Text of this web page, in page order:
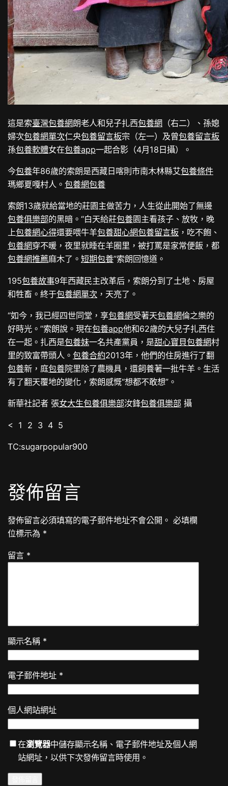
這是索臺灣包養網朗老人和兒子扎西包養網 （右二）、孫媳
婦次包養網單次仁央包養留言板宗（左一）及曾包養留言板
孫包養軟體女在包養app一起合影（4月18日攝）。
今包養年86歲的索朗是西藏日喀則市南木林縣艾包養條件
瑪鄉夏嘎村人。包養網包養
索朗13歲就給當地的莊園主做苦力，人生從此開始了無邊
包養俱樂部的黑暗。“白天給莊包養園主看孩子、放牧，晚
上包養網心得還要喂牛羊包養甜心網包養留言板 ，吃不飽、
包養網穿不暖，夜里就睡在羊圈里，被打罵是家常便飯，都
包養網推薦麻木了。短期包養”索朗回憶道。
195包養故事9年西藏民主改革后，索朗分到了土地、房屋
和牲畜。終于包養網單次 ，天亮了。
“如今，我已經四世同堂，享包養網受著天包養網倫之樂的
好時光。”索朗說。現在包養app他和62歲的大兒子扎西住
在一起。扎西是包養妹一名共產黨員，是甜心寶貝包養網村
里的致富帶頭人。包養合約2013年，他們的住房進行了翻
包養新，庭包養院里除了農機具，還飼養著一批牛羊。生活
有了翻天覆地的變化，索朗感慨“想都不敢想”。
新華社記者 張女大生包養俱樂部汝鋒包養俱樂部 攝
< 1 2 3 4 5
TC:sugarpopular900
發佈留言
發佈留言必須填寫的電子郵件地址不會公開。 必填欄
位標示為 *
留言 *
顯示名稱 *
電子郵件地址 *
個人網站網址
在瀏覽器中儲存顯示名稱、電子郵件地址及個人網
站網址，以供下次發佈留言時使用。